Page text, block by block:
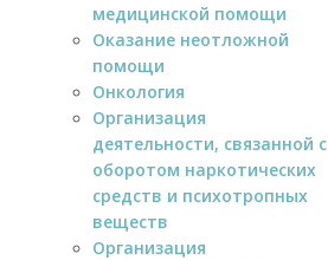
медицинской помощи
Оказание неотложной
помощи
Онкология
Организация
деятельности, связанной с
оборотом наркотических
средств и психотропных
веществ
Организация